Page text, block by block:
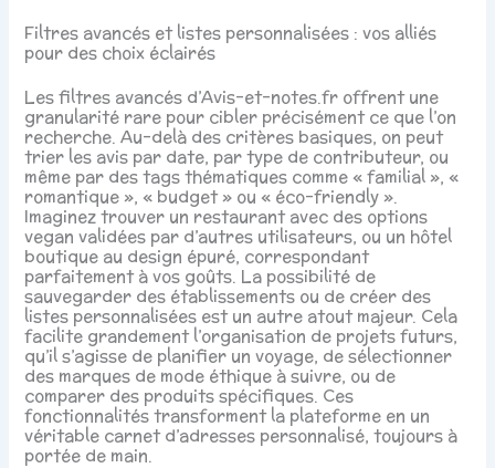
Filtres avancés et listes personnalisées : vos alliés
pour des choix éclairés
Les filtres avancés d’Avis-et-notes.fr offrent une
granularité rare pour cibler précisément ce que l’on
recherche. Au-delà des critères basiques, on peut
trier les avis par date, par type de contributeur, ou
même par des tags thématiques comme « familial », «
romantique », « budget » ou « éco-friendly ».
Imaginez trouver un restaurant avec des options
vegan validées par d’autres utilisateurs, ou un hôtel
boutique au design épuré, correspondant
parfaitement à vos goûts. La possibilité de
sauvegarder des établissements ou de créer des
listes personnalisées est un autre atout majeur. Cela
facilite grandement l’organisation de projets futurs,
qu’il s’agisse de planifier un voyage, de sélectionner
des marques de mode éthique à suivre, ou de
comparer des produits spécifiques. Ces
fonctionnalités transforment la plateforme en un
véritable carnet d’adresses personnalisé, toujours à
portée de main.